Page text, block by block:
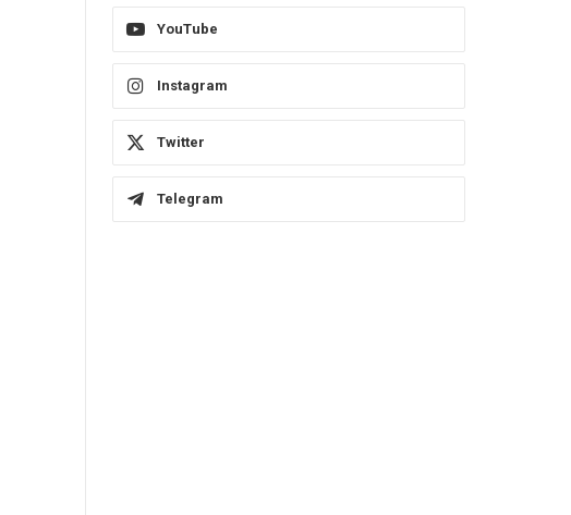
YouTube
Instagram
Twitter
Telegram